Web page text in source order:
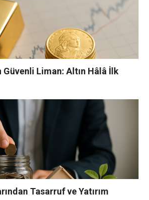
Güvenli Liman: Altın Hâlâ İlk
Tasarruf ve Yatırım